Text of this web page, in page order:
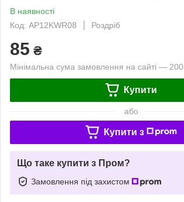
В наявності
Код: AP12KWR08
Роздріб
85 ₴
Мінімальна сума замовлення на сайті —
Купити
або
Купити з
Що таке купити з Пром?
Замовлення під захистом